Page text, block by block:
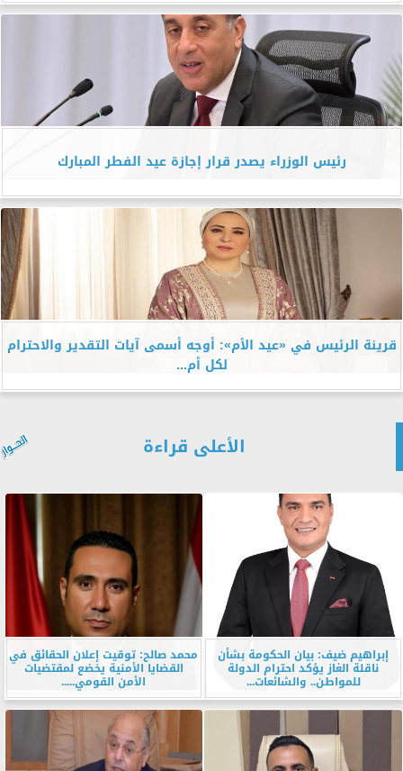
رئيس الوزراء يصدر قرار إجازة عيد الفطر المبارك
قرينة الرئيس في «عيد الأم»: أوجه أسمى آيات التقدير والاحترام
لكل أم...
الأعلى قراءة
إبراهيم ضيف: بيان الحكومة بشأن
ناقلة الغاز يؤكد احترام الدولة
للمواطن.. والشائعات...
محمد صالح: توقيت إعلان الحقائق في
القضايا الأمنية يخضع لمقتضيات
الأمن القومي.....